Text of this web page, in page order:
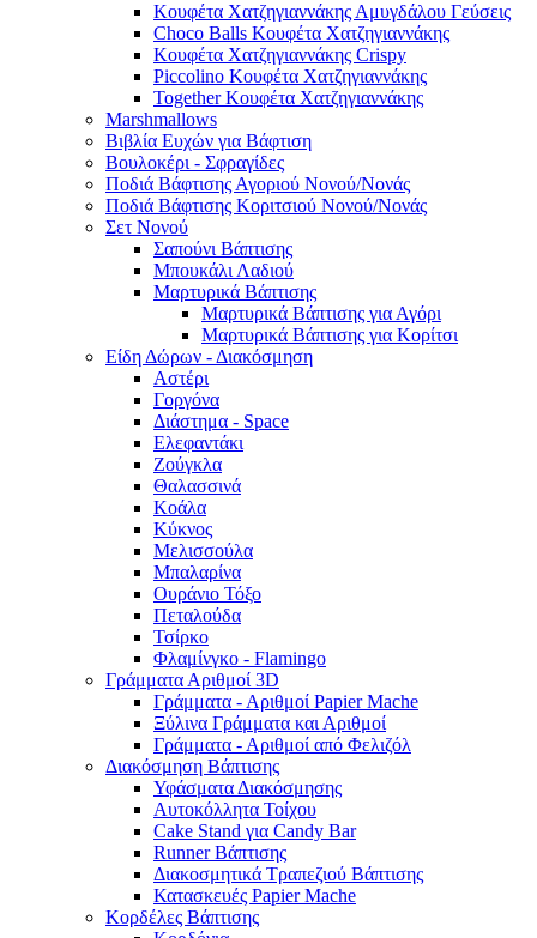
Κουφέτα Χατζηγιαννάκης Αμυγδάλου Γεύσεις
Choco Balls Κουφέτα Χατζηγιαννάκης
Κουφέτα Χατζηγιαννάκης Crispy
Piccolino Κουφέτα Χατζηγιαννάκης
Together Κουφέτα Χατζηγιαννάκης
Marshmallows
Βιβλία Ευχών για Βάφτιση
Βουλοκέρι - Σφραγίδες
Ποδιά Βάφτισης Αγοριού Νονού/Νονάς
Ποδιά Βάφτισης Κοριτσιού Νονού/Νονάς
Σετ Νονού
Σαπούνι Βάπτισης
Μπουκάλι Λαδιού
Μαρτυρικά Βάπτισης
Μαρτυρικά Βάπτισης για Αγόρι
Μαρτυρικά Βάπτισης για Κορίτσι
Είδη Δώρων - Διακόσμηση
Αστέρι
Γοργόνα
Διάστημα - Space
Ελεφαντάκι
Ζούγκλα
Θαλασσινά
Κοάλα
Κύκνος
Μελισσούλα
Μπαλαρίνα
Ουράνιο Τόξο
Πεταλούδα
Τσίρκο
Φλαμίνγκο - Flamingo
Γράμματα Αριθμοί 3D
Γράμματα - Αριθμοί Papier Mache
Ξύλινα Γράμματα και Αριθμοί
Γράμματα - Αριθμοί από Φελιζόλ
Διακόσμηση Βάπτισης
Υφάσματα Διακόσμησης
Αυτοκόλλητα Τοίχου
Cake Stand για Candy Bar
Runner Βάπτισης
Διακοσμητικά Τραπεζιού Βάπτισης
Κατασκευές Papier Mache
Κορδέλες Βάπτισης